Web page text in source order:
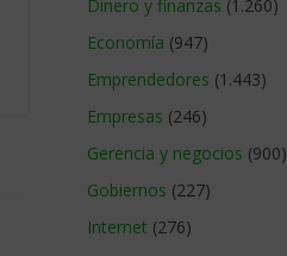
Dinero y finanzas (1.260)
Economía (947)
Emprendedores (1.443)
Empresas (246)
Gerencia y negocios (900)
Gobiernos (227)
Internet (276)